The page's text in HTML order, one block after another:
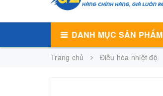
DANH MỤC SẢN PHẨM
Trang chủ Điều hòa nhiệt độ